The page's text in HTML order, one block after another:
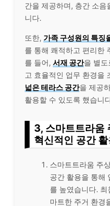
간을 제공하며, 층간 소
니다.
또한, 가족 구성원의 특징
를 통해 쾌적하고 편리한
를 들어, 서재 공간을 별도
고 효율적인 업무 환경을
넓은 테라스 공간을 제공
활용할 수 있도록 했습니
3, 스마트트라움
혁신적인 공간
스마트트라움 주
공간 활용을 통해
를 높였습니다.
마트한 주거 환경